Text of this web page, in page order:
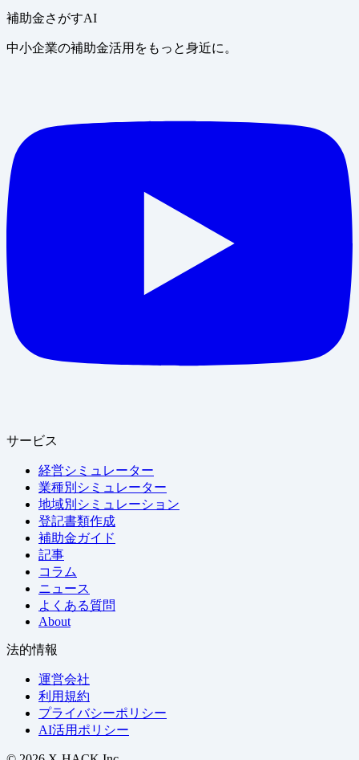
補助金さがすAI
中小企業の補助金活用をもっと身近に。
サービス
経営シミュレーター
業種別シミュレーター
地域別シミュレーション
登記書類作成
補助金ガイド
記事
コラム
ニュース
よくある質問
About
法的情報
運営会社
利用規約
プライバシーポリシー
AI活用ポリシー